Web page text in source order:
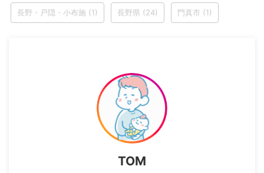
長野・戸隠・小布施 (1) 長野県 (24) 門真市 (1)
TOM